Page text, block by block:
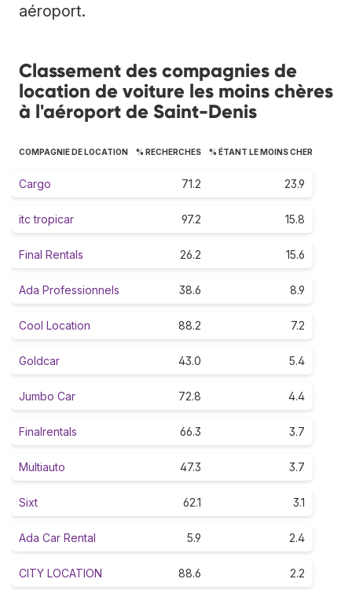
aéroport.
Classement des compagnies de
location de voiture les moins chères
à l'aéroport de Saint-Denis
COMPAGNIE DE LOCATION % RECHERCHES % ÉTANT LE MOINS CHER
Cargo 71.2 23.9
itc tropicar 97.2 15.8
Final Rentals 26.2 15.6
Ada Professionnels 38.6 8.9
Cool Location 88.2 7.2
Goldcar 43.0 5.4
Jumbo Car 72.8 4.4
Finalrentals 66.3 3.7
Multiauto 47.3 3.7
Sixt 62.1 3.1
Ada Car Rental 5.9 2.4
CITY LOCATION 88.6 2.2